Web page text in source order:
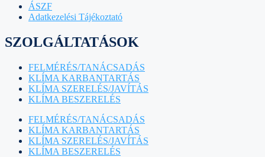
ÁSZF
Adatkezelési Tájékoztató
SZOLGÁLTATÁSOK
FELMÉRÉS/TANÁCSADÁS
KLÍMA KARBANTARTÁS
KLÍMA SZERELÉS/JAVÍTÁS
KLÍMA BESZERELÉS
FELMÉRÉS/TANÁCSADÁS
KLÍMA KARBANTARTÁS
KLÍMA SZERELÉS/JAVÍTÁS
KLÍMA BESZERELÉS